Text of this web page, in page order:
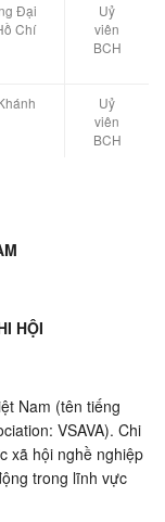
Đại
Chí
Uỷ
viên
BCH
Uỷ
viên
BCH
HỘI
Nam (tên tiếng
VSAVA). Chi
xã hội nghề nghiệp
trong lĩnh vực